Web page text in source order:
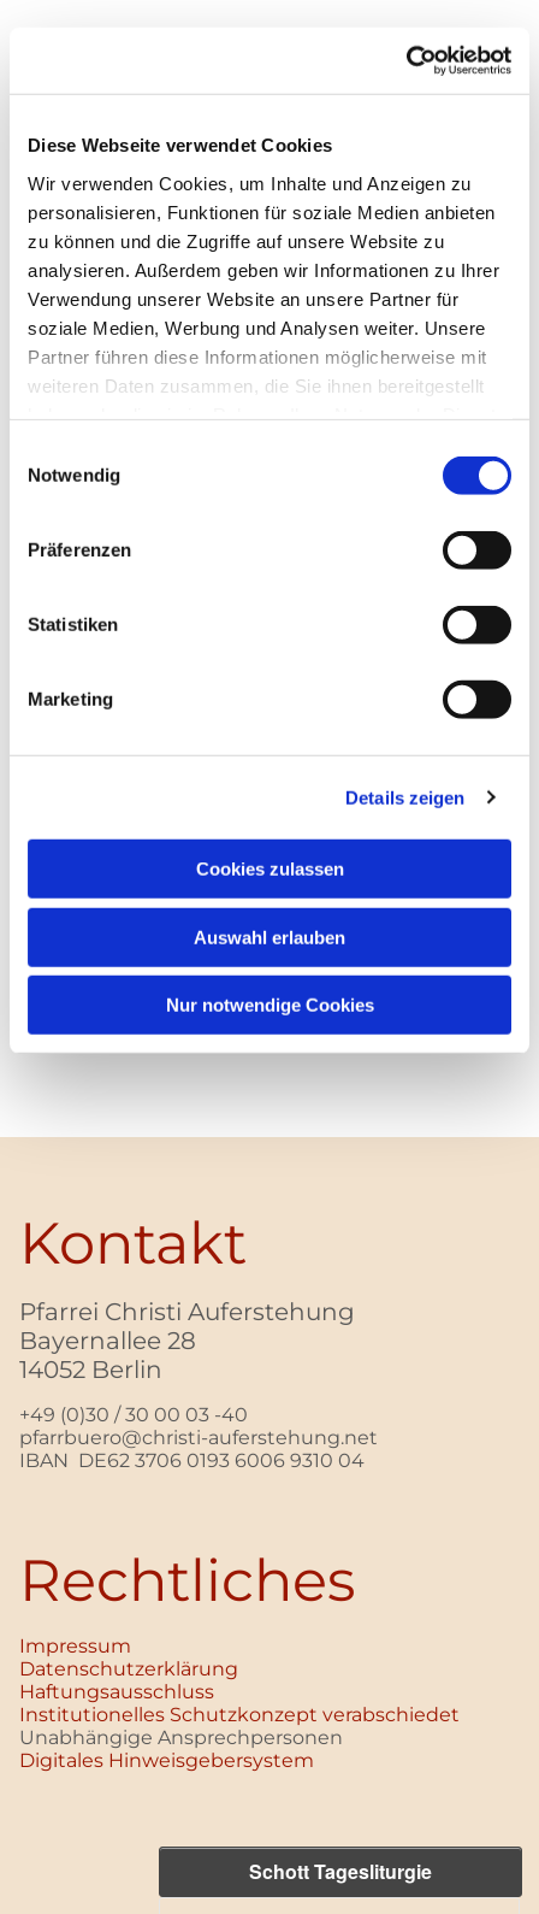
Diese Webseite verwendet Cookies
Wir verwenden Cookies, um Inhalte und Anzeigen zu
personalisieren, Funktionen für soziale Medien anbieten
zu können und die Zugriffe auf unsere Website zu
analysieren. Außerdem geben wir Informationen zu Ihrer
Verwendung unserer Website an unsere Partner für
soziale Medien, Werbung und Analysen weiter. Unsere
Partner führen diese Informationen möglicherweise mit
weiteren Daten zusammen, die Sie ihnen bereitgestellt
Notwendig
Präferenzen
Statistiken
Marketing
Details zeigen
Cookies zulassen
Auswahl erlauben
Nur notwendige Cookies
Kontakt
Pfarrei Christi Auferstehung
Bayernallee 28
14052 Berlin
+49 (0)30 / 30 00 03 -40
pfarrbuero@christi-auferstehung.net
IBAN DE62 3706 0193 6006 9310 04
Rechtliches
Impressum
Datenschutz­erklärung
Haftungsausschluss
Institutionelles Schutzkonzept verabschiedet
Unabhängige Ansprechpersonen
Digitales Hinweisgebersystem
Schott Tagesliturgie